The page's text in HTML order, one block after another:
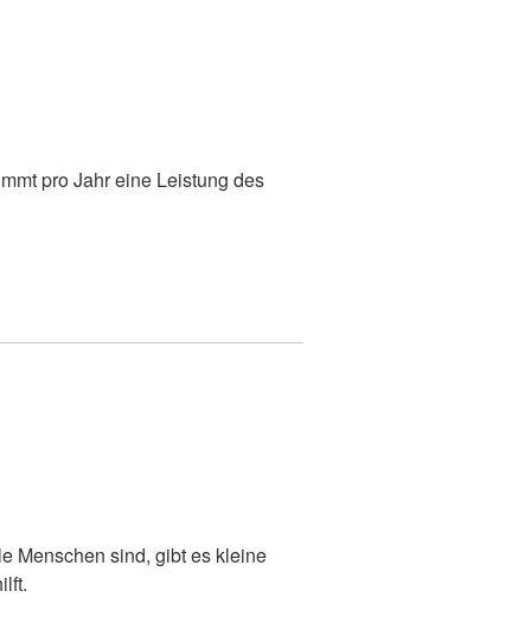
pro Jahr eine Leistung des
Menschen sind, gibt es kleine